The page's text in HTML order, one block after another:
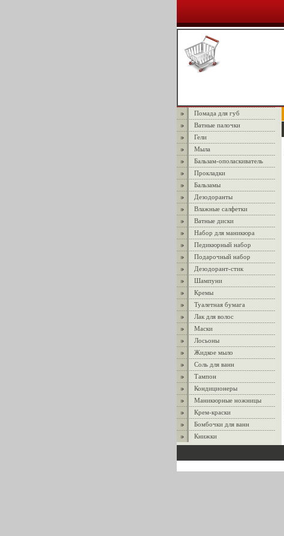
Помада для губ
Ватные палочки
Гели
Мыла
Бальзам-ополаскиватель
Прокладки
Бальзамы
Дезодоранты
Влажные салфетки
Ватные диски
Набор для маникюра
Педикюрный набор
Подарочный набор
Дезодорант-стик
Шампуни
Кремы
Туалетная бумага
Лак для волос
Маски
Лосьоны
Жидкое мыло
Соль для ванн
Тампон
Кондиционеры
Маникюрные ножницы
Крем-краски
Бомбочки для ванн
Книжки